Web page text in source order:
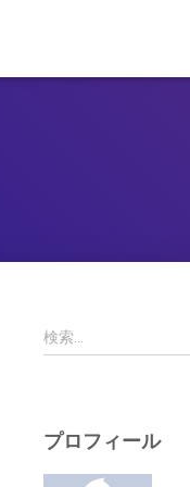
検
索
検索…
プロフィール